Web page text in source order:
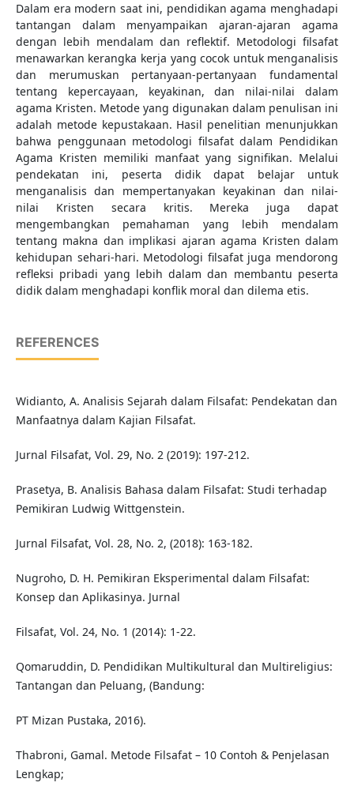
Dalam era modern saat ini, pendidikan agama menghadapi
tantangan dalam menyampaikan ajaran-ajaran agama
dengan lebih mendalam dan reflektif. Metodologi filsafat
menawarkan kerangka kerja yang cocok untuk menganalisis
dan merumuskan pertanyaan-pertanyaan fundamental
tentang kepercayaan, keyakinan, dan nilai-nilai dalam
agama Kristen. Metode yang digunakan dalam penulisan ini
adalah metode kepustakaan. Hasil penelitian menunjukkan
bahwa penggunaan metodologi filsafat dalam Pendidikan
Agama Kristen memiliki manfaat yang signifikan. Melalui
pendekatan ini, peserta didik dapat belajar untuk
menganalisis dan mempertanyakan keyakinan dan nilai-
nilai Kristen secara kritis. Mereka juga dapat
mengembangkan pemahaman yang lebih mendalam
tentang makna dan implikasi ajaran agama Kristen dalam
kehidupan sehari-hari. Metodologi filsafat juga mendorong
refleksi pribadi yang lebih dalam dan membantu peserta
didik dalam menghadapi konflik moral dan dilema etis.
REFERENCES
Widianto, A. Analisis Sejarah dalam Filsafat: Pendekatan dan
Manfaatnya dalam Kajian Filsafat.
Jurnal Filsafat, Vol. 29, No. 2 (2019): 197-212.
Prasetya, B. Analisis Bahasa dalam Filsafat: Studi terhadap
Pemikiran Ludwig Wittgenstein.
Jurnal Filsafat, Vol. 28, No. 2, (2018): 163-182.
Nugroho, D. H. Pemikiran Eksperimental dalam Filsafat:
Konsep dan Aplikasinya. Jurnal
Filsafat, Vol. 24, No. 1 (2014): 1-22.
Qomaruddin, D. Pendidikan Multikultural dan Multireligius:
Tantangan dan Peluang, (Bandung:
PT Mizan Pustaka, 2016).
Thabroni, Gamal. Metode Filsafat – 10 Contoh & Penjelasan
Lengkap;